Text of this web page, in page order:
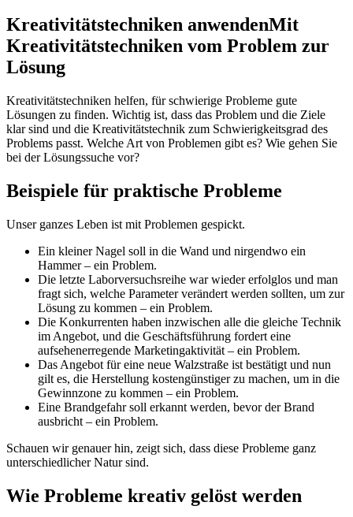
Kreativitätstechniken anwendenMit
Kreativitätstechniken vom Problem zur
Lösung
Kreativitätstechniken helfen, für schwierige Probleme gute
Lösungen zu finden. Wichtig ist, dass das Problem und die Ziele
klar sind und die Kreativitätstechnik zum Schwierigkeitsgrad des
Problems passt. Welche Art von Problemen gibt es? Wie gehen Sie
bei der Lösungssuche vor?
Beispiele für praktische Probleme
Unser ganzes Leben ist mit Problemen gespickt.
Ein kleiner Nagel soll in die Wand und nirgendwo ein
Hammer – ein Problem.
Die letzte Laborversuchsreihe war wieder erfolglos und man
fragt sich, welche Parameter verändert werden sollten, um zur
Lösung zu kommen – ein Problem.
Die Konkurrenten haben inzwischen alle die gleiche Technik
im Angebot, und die Geschäftsführung fordert eine
aufsehenerregende Marketingaktivität – ein Problem.
Das Angebot für eine neue Walzstraße ist bestätigt und nun
gilt es, die Herstellung kostengünstiger zu machen, um in die
Gewinnzone zu kommen – ein Problem.
Eine Brandgefahr soll erkannt werden, bevor der Brand
ausbricht – ein Problem.
Schauen wir genauer hin, zeigt sich, dass diese Probleme ganz
unterschiedlicher Natur sind.
Wie Probleme kreativ gelöst werden